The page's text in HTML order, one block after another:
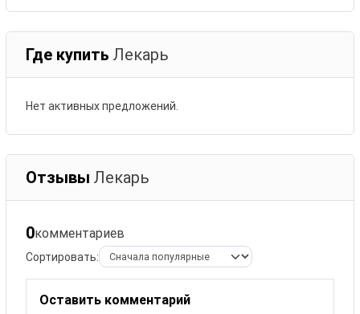
Где купить Лекарь
Нет активных предложений.
Отзывы Лекарь
0комментариев
Сортировать:
Оставить комментарий